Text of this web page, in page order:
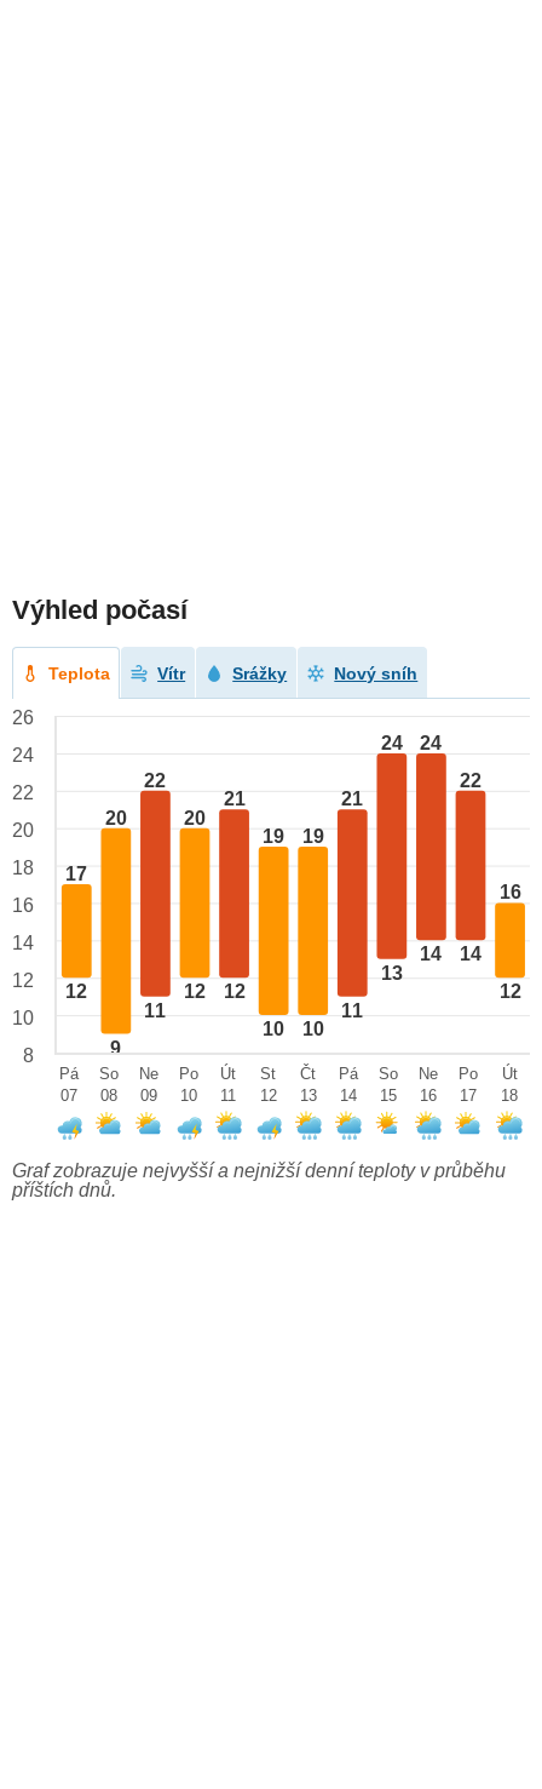
Výhled počasí
Teplota Vítr Srážky Nový sníh
17
12
20
9
22
11
20
12
21
12
19
10
19
10
21
11
24
13
24
14
22
14
16
12
26
24
22
20
18
16
14
12
10
8
Pá
07
So
08
Ne
09
Po
10
Út
11
St
12
Čt
13
Pá
14
So
15
Ne
16
Po
17
Út
18
Graf zobrazuje nejvyšší a nejnižší denní teploty v průběhu
příštích dnů.